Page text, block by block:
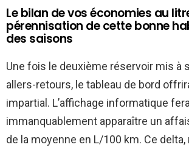
Le bilan de vos économies au
pérennisation de cette bonne
des saisons
Une fois le deuxième réservoir mis à
allers-retours, le tableau de bord
impartial. L’affichage informatique fera
immanquablement apparaître un
de la moyenne en L/100 km. Ce